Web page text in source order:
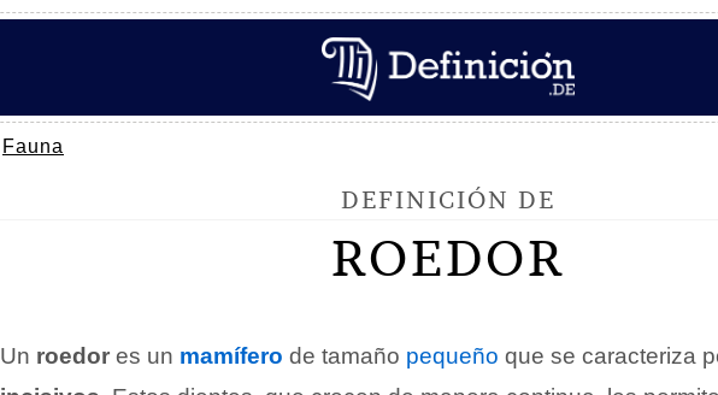
Fauna
DEFINICIÓN DE
ROEDOR
Un roedor es un mamífero de tamaño pequeño que se caracteriza